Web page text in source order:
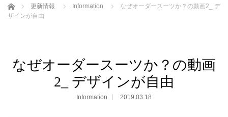
ホーム 更新情報 Information
なぜオーダースーツか？の動画2_ デ
ザインが自由
なぜオーダースーツか？の動画
2_ デザインが自由
Information 2019.03.18